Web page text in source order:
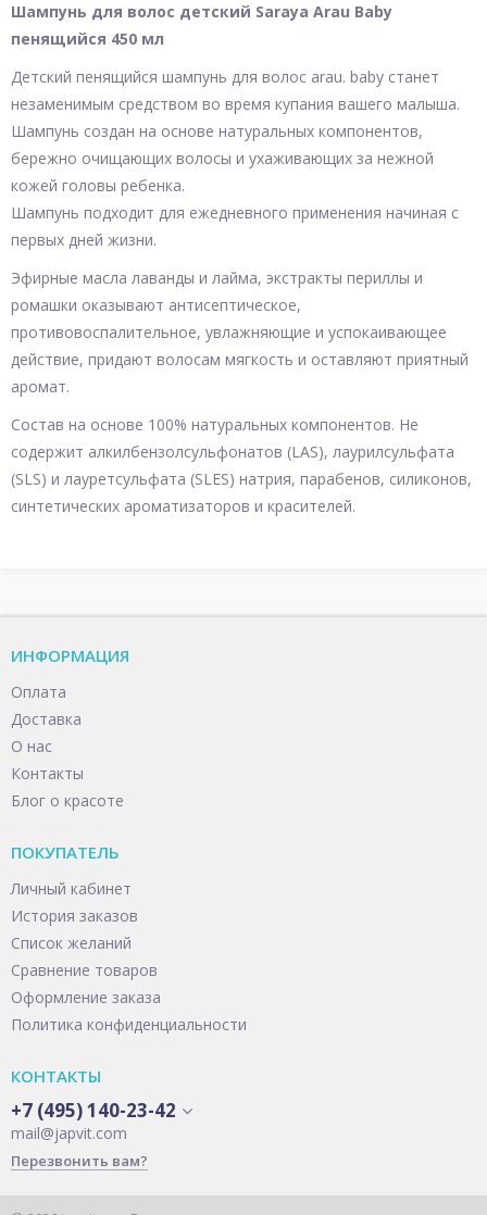
Шампунь для волос детский Saraya Arau Baby
пенящийся 450 мл
Детский пенящийся шампунь для волос arau. baby станет
незаменимым средством во время купания вашего малыша.
Шампунь создан на основе натуральных компонентов,
бережно очищающих волосы и ухаживающих за нежной
кожей головы ребенка.
Шампунь подходит для ежедневного применения начиная с
первых дней жизни.
Эфирные масла лаванды и лайма, экстракты периллы и
ромашки оказывают антисептическое,
противовоспалительное, увлажняющие и успокаивающее
действие, придают волосам мягкость и оставляют приятный
аромат.
Состав на основе 100% натуральных компонентов. Не
содержит алкилбензолсульфонатов (LAS), лаурилсульфата
(SLS) и лауретсульфата (SLES) натрия, парабенов, силиконов,
синтетических ароматизаторов и красителей.
ИНФОРМАЦИЯ
Оплата
Доставка
О нас
Контакты
Блог о красоте
ПОКУПАТЕЛЬ
Личный кабинет
История заказов
Список желаний
Сравнение товаров
Оформление заказа
Политика конфиденциальности
КОНТАКТЫ
+7 (495) 140-23-42
mail@japvit.com
Перезвонить вам?